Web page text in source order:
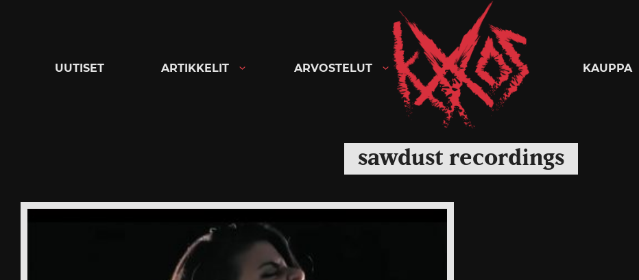
Kaaoszine
UUTISET ARTIKKELIT ARVOSTELUT KAUPPA
sawdust recordings